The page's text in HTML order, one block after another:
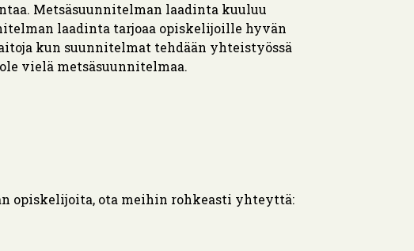
Metsäsuunnitelman laadinta kuuluu
laadinta tarjoaa opiskelijoille hyvän
kun suunnitelmat tehdään yhteistyössä
vielä metsäsuunnitelmaa.
opiskelijoita, ota meihin rohkeasti yhteyttä: